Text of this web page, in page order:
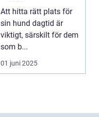
glädje för din
fyrfota vän
Att hitta rätt plats för
sin hund dagtid är
viktigt, särskilt för dem
som b...
01 juni 2025